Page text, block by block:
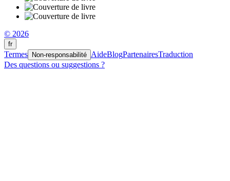
© 2026
fr
Termes Non-responsabilité AideBlogPartenairesTraduction
Des questions ou suggestions ?